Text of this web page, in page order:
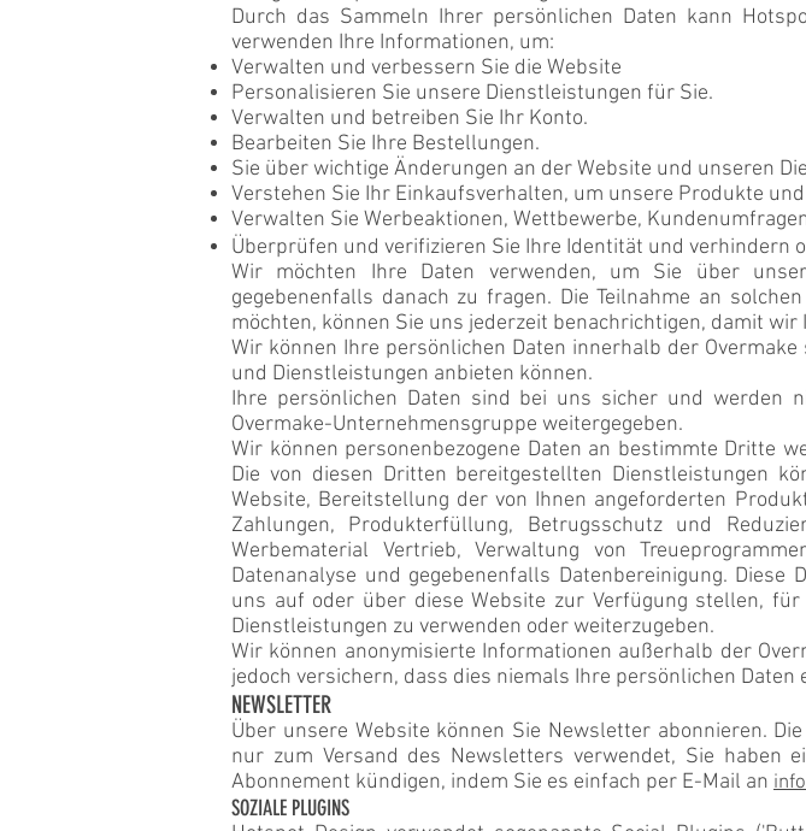
Durch das Sammeln Ihrer persönlichen Daten kann
verwenden Ihre Informationen, um:
Verwalten und verbessern Sie die Website
Personalisieren Sie unsere Dienstleistungen für Sie.
Verwalten und betreiben Sie Ihr Konto.
Bearbeiten Sie Ihre Bestellungen.
Sie über wichtige Änderungen an der Website und unseren
Verstehen Sie Ihr Einkaufsverhalten, um unsere Produkte
Verwalten Sie Werbeaktionen, Wettbewerbe,
Überprüfen und verifizieren Sie Ihre Identität und verhindern
Wir möchten Ihre Daten verwenden, um Sie über
gegebenenfalls danach zu fragen. Die Teilnahme an
möchten, können Sie uns jederzeit benachrichtigen, damit
Wir können Ihre persönlichen Daten innerhalb der
und Dienstleistungen anbieten können.
Ihre persönlichen Daten sind bei uns sicher und werden
Overmake-Unternehmensgruppe weitergegeben.
Wir können personenbezogene Daten an bestimmte Dritte
Die von diesen Dritten bereitgestellten Dienstleistungen
Website, Bereitstellung der von Ihnen angeforderten
Zahlungen, Produkterfüllung, Betrugsschutz und
Werbematerial Vertrieb, Verwaltung von
Datenanalyse und gegebenenfalls Datenbereinigung.
uns auf oder über diese Website zur Verfügung stellen,
Dienstleistungen zu verwenden oder weiterzugeben.
Wir können anonymisierte Informationen außerhalb der
jedoch versichern, dass dies niemals Ihre persönlichen Daten
NEWSLETTER
Über unsere Website können Sie Newsletter abonnieren.
nur zum Versand des Newsletters verwendet, Sie haben
Abonnement kündigen, indem Sie es einfach per E-Mail an
SOZIALE PLUGINS